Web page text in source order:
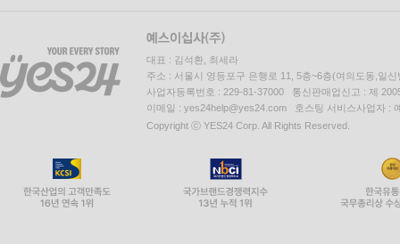
대표 : 김석환, 최세라
주소 : 서울시 영등포구 은행로 11, 5층~6층(여의도동,일신
사업자등록번호 : 229-81-37000 통신판매업신고 : 제
이메일 : yes24help@yes24.com 호스팅 서비스사업자 :
Copyright ⓒ YES24 Corp. All Rights Reserved.